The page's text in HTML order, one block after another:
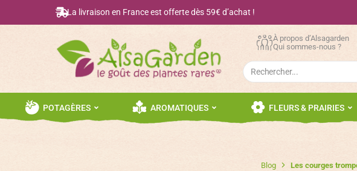
La livraison en France est offerte dès 59€ d’achat !
À propos d’Alsagarden
Qui sommes-nous ?
Search
for:
POTAGÈRES AROMATIQUES FLEURS & PRAIRIES
Blog Les courges